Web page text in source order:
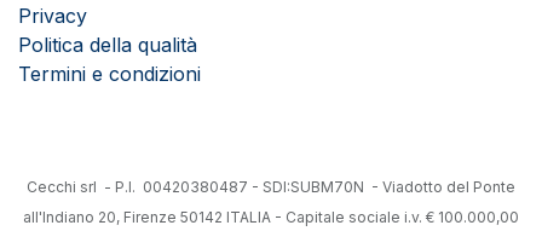
Privacy
Politica della qualità
Termini e condizioni
Cecchi srl - P.I. 00420380487 - SDI:SUBM70N - Viadotto del Ponte
all'Indiano 20, Firenze 50142 ITALIA - Capitale sociale i.v. € 100.000,00